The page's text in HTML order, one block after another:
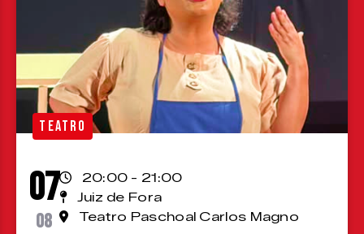
TEATRO
07
08
20:00 - 21:00
Juiz de Fora
Teatro Paschoal Carlos Magno